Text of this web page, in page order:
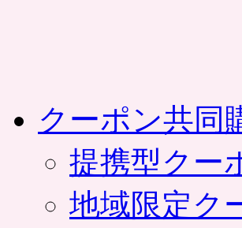
クーポン共同
提携型クー
地域限定ク